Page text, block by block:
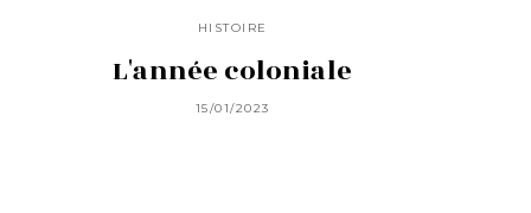
HISTOIRE
L'année coloniale
15/01/2023